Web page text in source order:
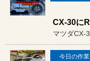
今日の作業